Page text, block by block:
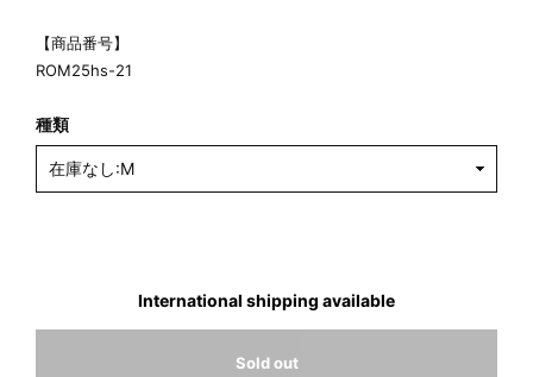
【商品番号】
ROM25hs-21
種類
International shipping available
Sold out